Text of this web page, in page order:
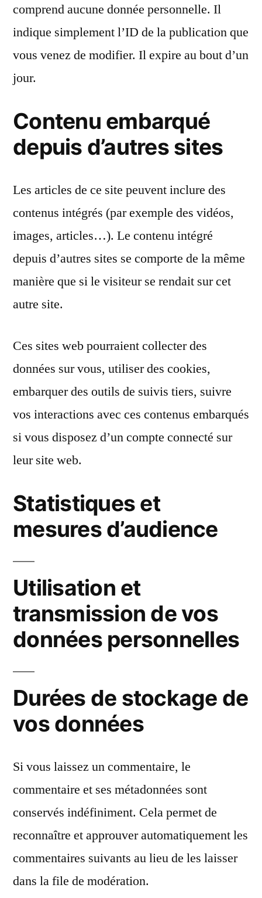
comprend aucune donnée personnelle. Il
indique simplement l’ID de la publication que
vous venez de modifier. Il expire au bout d’un
jour.
Contenu embarqué
depuis d’autres sites
Les articles de ce site peuvent inclure des
contenus intégrés (par exemple des vidéos,
images, articles…). Le contenu intégré
depuis d’autres sites se comporte de la même
manière que si le visiteur se rendait sur cet
autre site.
Ces sites web pourraient collecter des
données sur vous, utiliser des cookies,
embarquer des outils de suivis tiers, suivre
vos interactions avec ces contenus embarqués
si vous disposez d’un compte connecté sur
leur site web.
Statistiques et
mesures d’audience
Utilisation et
transmission de vos
données personnelles
Durées de stockage de
vos données
Si vous laissez un commentaire, le
commentaire et ses métadonnées sont
conservés indéfiniment. Cela permet de
reconnaître et approuver automatiquement les
commentaires suivants au lieu de les laisser
dans la file de modération.